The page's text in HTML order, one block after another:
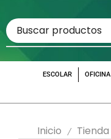
ESCOLAR OFICINA
Inicio / Tienda